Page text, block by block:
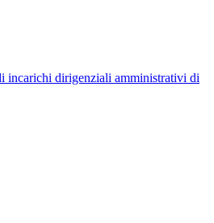
incarichi dirigenziali amministrativi di